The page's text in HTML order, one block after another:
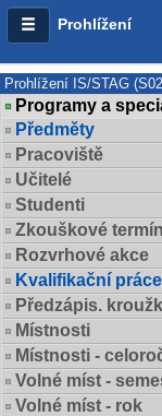
Prohlížení
Prohlížení IS/STAG
Programy a
Předměty
Pracoviště
Učitelé
Studenti
Zkouškové
Rozvrhové akce
Kvalifikační práce
Předzápis.
Místnosti
Místnosti -
Volné míst -
Volné míst - rok